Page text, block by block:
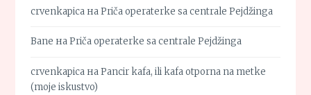
crvenkapica наPriča operaterke sa centrale Pejdžinga
Bane наPriča operaterke sa centrale Pejdžinga
crvenkapica наPancir kafa, ili kafa otporna na metke
(moje iskustvo)